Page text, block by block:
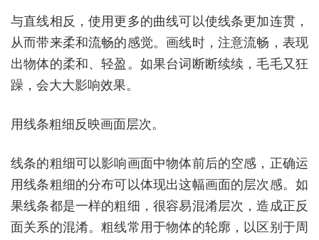
与直线相反，使用更多的曲线可以使线条更加连贯，
从而带来柔和流畅的感觉。画线时，注意流畅，表现
出物体的柔和、轻盈。如果台词断断续续，毛毛又狂
躁，会大大影响效果。
用线条粗细反映画面层次。
线条的粗细可以影响画面中物体前后的空感，正确运
用线条粗细的分布可以体现出这幅画面的层次感。如
果线条都是一样的粗细，很容易混淆层次，造成正反
面关系的混淆。粗线常用于物体的轮廓，以区别于周